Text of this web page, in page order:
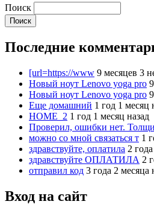
Поиск
Последние
[url=https://www 9 месяцев 3
Новый ноут Lenovo yoga pro
Новый ноут Lenovo yoga pro
Еще домашний 1 год 1 месяц
HOME_2 1 год 1 месяц назад
Проверил, ошибки нет.
можно со мной связаться т 1
здравствуйте, оплатила 2
здравствуйте ОПЛАТИЛА 2
отправил код 3 года 2 месяца
Вход на сайт